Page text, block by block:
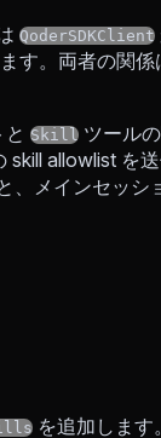
QoderSDKClient
す。両者の関係
Skill ツール
allowlist を
、メインセッシ
を追加しま